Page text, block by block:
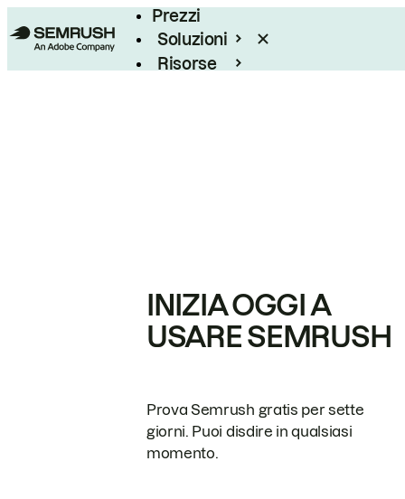
Prezzi
Soluzioni
Risorse
INIZIA OGGI A
USARE SEMRUSH
Prova Semrush gratis per sette
giorni. Puoi disdire in qualsiasi
momento.